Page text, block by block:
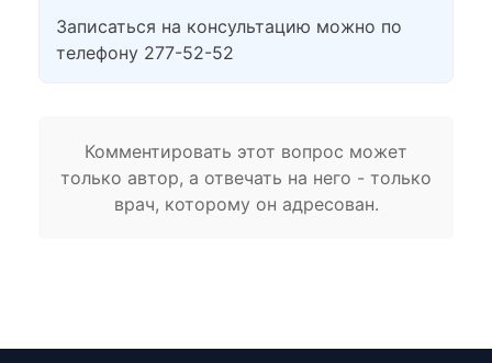
Записаться на консультацию можно по
телефону 277-52-52
Комментировать этот вопрос может
только автор, а отвечать на него - только
врач, которому он адресован.